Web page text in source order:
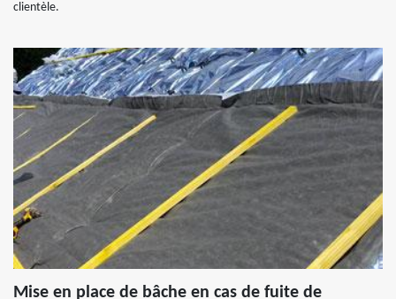
clientèle.
Mise en place de bâche en cas de fuite de